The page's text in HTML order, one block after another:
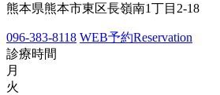
熊本県熊本市東区長嶺南1丁目2-18
096-383-8118 WEB予約Reservation
診療時間
月
火